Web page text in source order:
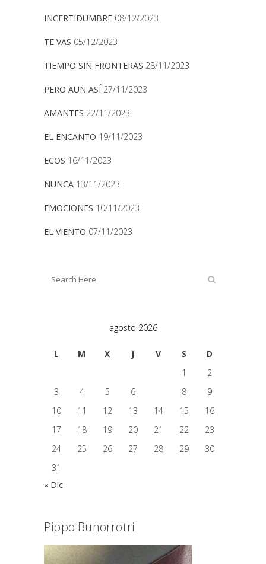
INCERTIDUMBRE 08/12/2023
TE VAS 05/12/2023
TIEMPO SIN FRONTERAS 28/11/2023
PERO AUN ASÍ 27/11/2023
AMANTES 22/11/2023
EL ENCANTO 19/11/2023
ECOS 16/11/2023
NUNCA 13/11/2023
EMOCIONES 10/11/2023
EL VIENTO 07/11/2023
agosto 2026
L M X J V S
D
1
2
3
4 5 6 8
9
10
11 12 13 14 15
16
17
18 19 20 21 22
23
24
25 26 27 28 29
30
31
« Dic
Pippo Bunorrotri